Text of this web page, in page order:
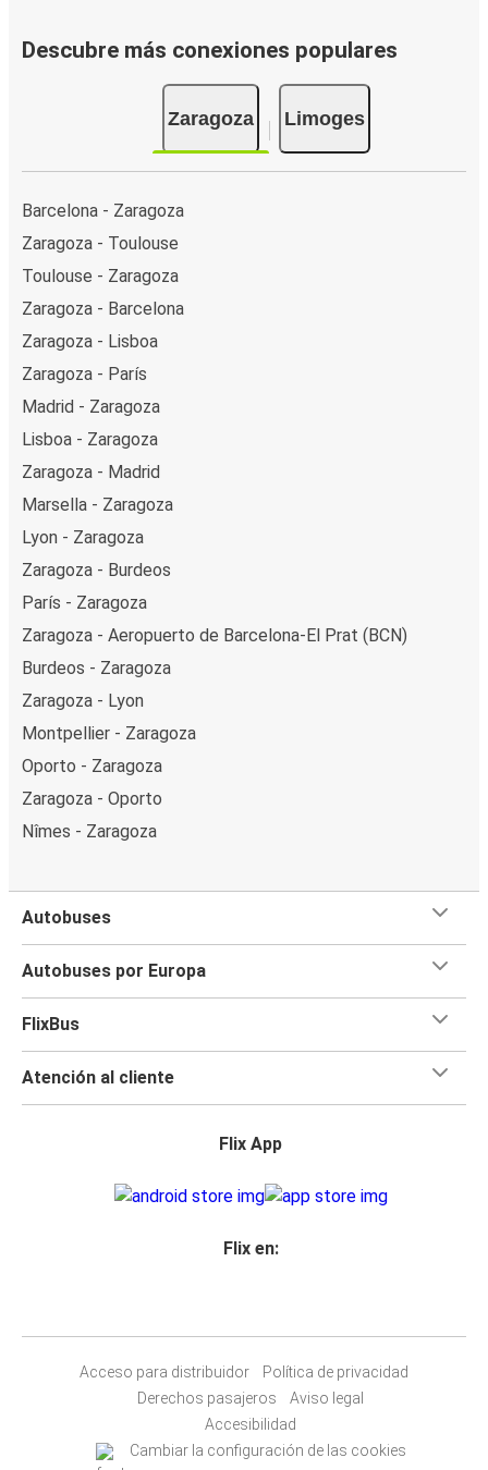
Descubre más conexiones populares
Zaragoza Limoges
Barcelona - Zaragoza
Zaragoza - Toulouse
Toulouse - Zaragoza
Zaragoza - Barcelona
Zaragoza - Lisboa
Zaragoza - París
Madrid - Zaragoza
Lisboa - Zaragoza
Zaragoza - Madrid
Marsella - Zaragoza
Lyon - Zaragoza
Zaragoza - Burdeos
París - Zaragoza
Zaragoza - Aeropuerto de Barcelona-El Prat (BCN)
Burdeos - Zaragoza
Zaragoza - Lyon
Montpellier - Zaragoza
Oporto - Zaragoza
Zaragoza - Oporto
Nîmes - Zaragoza
Autobuses
Autobuses por Europa
FlixBus
Atención al cliente
Flix App
Flix en:
Acceso para distribuidor
Política de privacidad
Derechos pasajeros
Aviso legal
Accesibilidad
Cambiar la configuración de las cookies